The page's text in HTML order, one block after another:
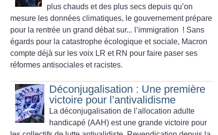
plus chauds et des plus secs depuis qu’on
mesure les données climatiques, le gouvernement prépare
pour la rentrée un grand débat sur... l’immigration ! Sans
égards pour la catastrophe écologique et sociale, Macron
compte déjà sur les voix LR et RN pour faire paser ses
réformes antisociales et racistes.
Déconjugalisation : Une première
victoire pour l’antivalidisme
La déconjugalisation de l’allocation adulte
handicapé (AAH) est une grande victoire pour